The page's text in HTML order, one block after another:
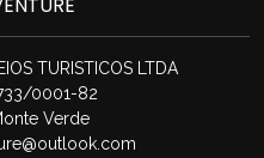
TURISTICOS LTDA
0001-82
Verde